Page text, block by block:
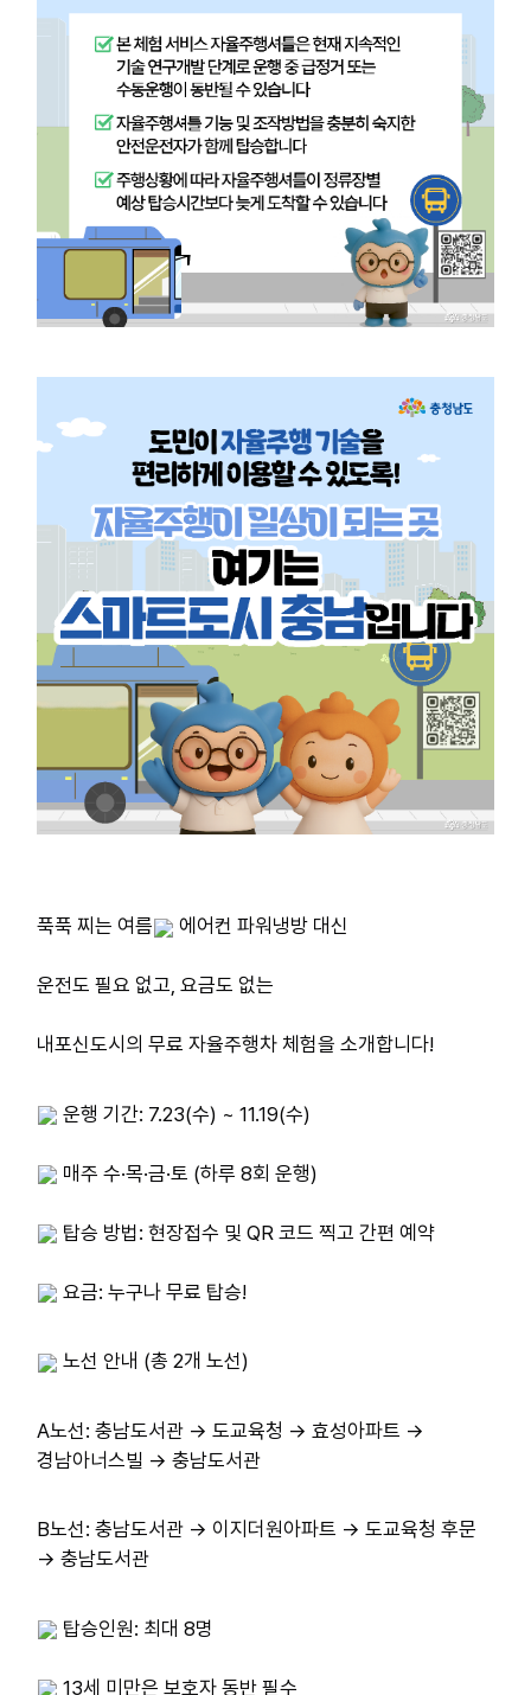
푹푹 찌는 여름 에어컨 파워냉방 대신
운전도 필요 없고, 요금도 없는
내포신도시의 무료 자율주행차 체험을 소개합니다!
운행 기간: 7.23(수) ~ 11.19(수)
매주 수·목·금·토 (하루 8회 운행)
탑승 방법: 현장접수 및 QR 코드 찍고 간편 예약
요금: 누구나 무료 탑승!
노선 안내 (총 2개 노선)
A노선: 충남도서관 → 도교육청 → 효성아파트 →
경남아너스빌 → 충남도서관
B노선: 충남도서관 → 이지더원아파트 → 도교육청 후문
→ 충남도서관
탑승인원: 최대 8명
13세 미만은 보호자 동반 필수